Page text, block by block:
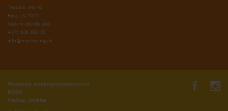
Tērbatas iela 30
(ieeja no Lāčplēša ielas)
+371 626 662 22
info@myclinicriga.lv
Политика конфиденциальности
RODO
Файлы cookies